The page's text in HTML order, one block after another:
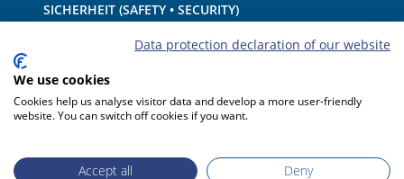
SICHERHEIT (SAFETY • SECURITY)
SCHIFF • AUSRÜSTUNG
UMWELTSCHUTZ • KLIMA
HAFTUNG • FINANZEN
Data protection declaration of our website
We use cookies
Cookies help us analyse visitor data and develop a more user-friendly
website. You can switch off cookies if you want.
Accept all Deny